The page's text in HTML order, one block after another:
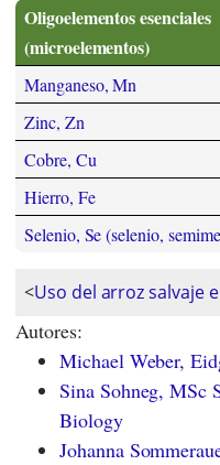
Oligoelementos esenciales
(microelementos)
Manganeso, Mn
Zinc, Zn
Cobre, Cu
Hierro, Fe
Selenio, Se (selenio,
<Uso del arroz salvaje
Autores:
Michael Weber,
Sina Sohneg, MSc
Biology
Johanna